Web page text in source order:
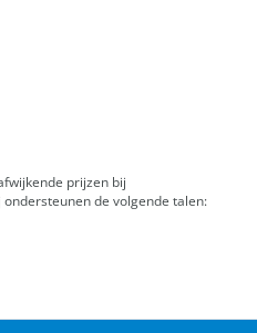
prijzen bij
ondersteunen de volgende talen: